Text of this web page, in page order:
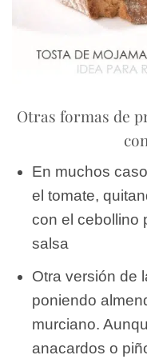
Otras formas de
En muchos
el tomate,
con el cebollino
salsa
Otra versión de
poniendo
murciano.
anacardos o